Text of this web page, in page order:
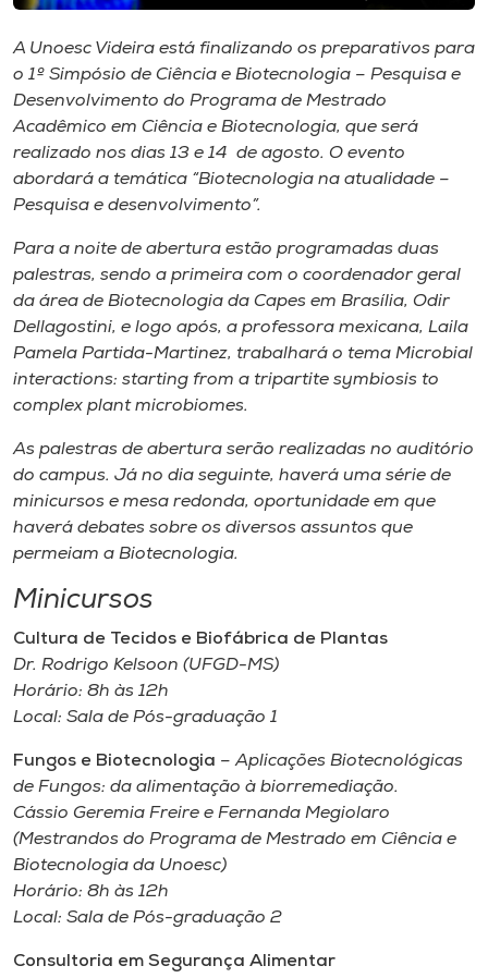
Store
o idioma
A-
A Unoesc Videira está finalizando os preparativos para
o 1º Simpósio de Ciência e Biotecnologia – Pesquisa e
Desenvolvimento do Programa de Mestrado
Acadêmico em Ciência e Biotecnologia, que será
realizado nos dias 13 e 14 de agosto. O evento
abordará a temática “Biotecnologia na atualidade –
Pesquisa e desenvolvimento”.
Para a noite de abertura estão programadas duas
palestras, sendo a primeira com o coordenador geral
da área de Biotecnologia da Capes em Brasília, Odir
Dellagostini, e logo após, a professora mexicana, Laila
Pamela Partida-Martinez, trabalhará o tema Microbial
interactions: starting from a tripartite symbiosis to
complex plant microbiomes.
As palestras de abertura serão realizadas no auditório
do campus. Já no dia seguinte, haverá uma série de
minicursos e mesa redonda, oportunidade em que
haverá debates sobre os diversos assuntos que
permeiam a Biotecnologia.
Minicursos
Cultura de Tecidos e Biofábrica de Plantas
Dr. Rodrigo Kelsoon (UFGD-MS)
Horário: 8h às 12h
Local: Sala de Pós-graduação 1
Fungos e Biotecnologia – Aplicações Biotecnológicas
de Fungos: da alimentação à biorremediação.
Cássio Geremia Freire e Fernanda Megiolaro
(Mestrandos do Programa de Mestrado em Ciência e
Biotecnologia da Unoesc)
Horário: 8h às 12h
Local: Sala de Pós-graduação 2
Consultoria em Segurança Alimentar